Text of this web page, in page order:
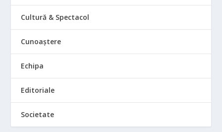
Cultură & Spectacol
Cunoaștere
Echipa
Editoriale
Societate